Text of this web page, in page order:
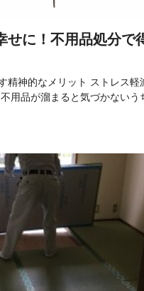
せに！不用品処分で
精神的なメリット ストレス軽
用品が溜まると気づかないう